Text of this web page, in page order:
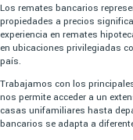
Los remates bancarios
propiedades a precios
experiencia en remates
en ubicaciones privilegiadas
país.
Trabajamos con los
nos permite acceder a un
casas unifamiliares hasta
bancarios se adapta a